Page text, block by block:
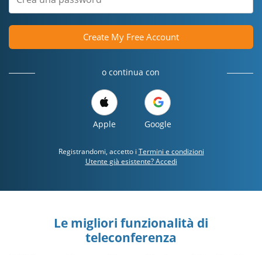
Create My Free Account
o continua con
Apple Google
Registrandomi, accetto i Termini e condizioni
Utente già esistente? Accedi
Le migliori funzionalità di
teleconferenza